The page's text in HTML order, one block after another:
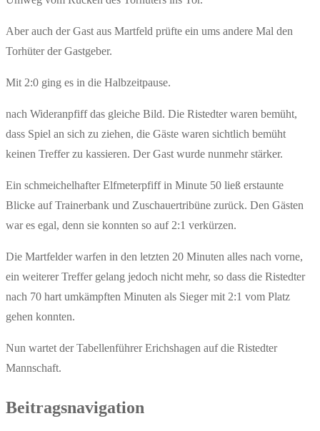
Aber auch der Gast aus Martfeld prüfte ein ums andere Mal den
Torhüter der Gastgeber.
Mit 2:0 ging es in die Halbzeitpause.
nach Wideranpfiff das gleiche Bild. Die Ristedter waren bemüht,
dass Spiel an sich zu ziehen, die Gäste waren sichtlich bemüht
keinen Treffer zu kassieren. Der Gast wurde nunmehr stärker.
Ein schmeichelhafter Elfmeterpfiff in Minute 50 ließ erstaunte
Blicke auf Trainerbank und Zuschauertribüne zurück. Den Gästen
war es egal, denn sie konnten so auf 2:1 verkürzen.
Die Martfelder warfen in den letzten 20 Minuten alles nach vorne,
ein weiterer Treffer gelang jedoch nicht mehr, so dass die Ristedter
nach 70 hart umkämpften Minuten als Sieger mit 2:1 vom Platz
gehen konnten.
Nun wartet der Tabellenführer Erichshagen auf die Ristedter
Mannschaft.
Beitragsnavigation